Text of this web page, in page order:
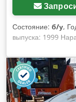
Состояние: б/у,
выпуска: 1999